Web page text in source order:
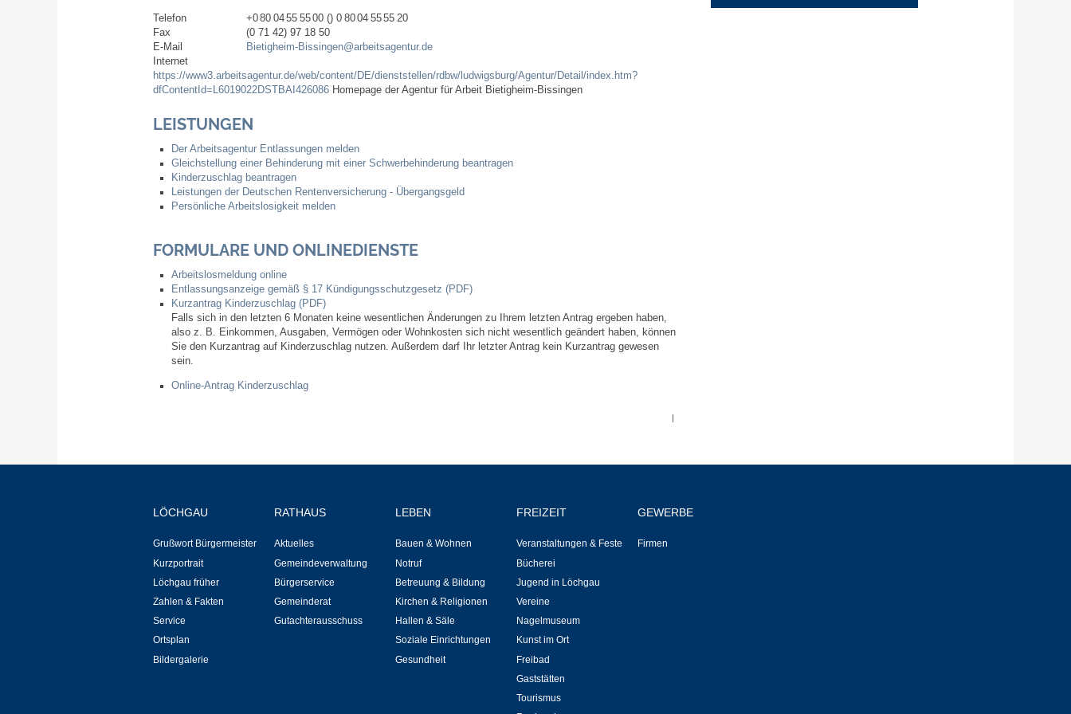
Bildergalerie
Schlepper / Traktor
Rathaus
Mitarbeiter
Ratsinfo
Gutachterausschuss
Telefon +080 0455 5500 () 0 8004 5555 20
Fax
(0 71 42) 97 18 50
E-Mail
Bietigheim-Bissingen@arbeitsagentur.de
Internet
https://www3.arbeitsagentur.de/web/content/DE/dienststellen/rdbw/ludwigsburg/Agentur/Detail/index.htm?
dfContentId=L6019022DSTBAI426086 Homepage der Agentur für Arbeit Bietigheim-Bissingen
LEISTUNGEN
Der Arbeitsagentur Entlassungen melden
Gleichstellung einer Behinderung mit einer Schwerbehinderung beantragen
Kinderzuschlag beantragen
Leistungen der Deutschen Rentenversicherung - Übergangsgeld
Persönliche Arbeitslosigkeit melden
FORMULARE UND ONLINEDIENSTE
Arbeitslosmeldung online
Entlassungsanzeige gemäß § 17 Kündigungsschutzgesetz (PDF)
Kurzantrag Kinderzuschlag (PDF)
Falls sich in den letzten 6 Monaten keine wesentlichen Änderungen zu Ihrem letzten Antrag ergeben haben,
also z. B. Einkommen, Ausgaben, Vermögen oder Wohnkosten sich nicht wesentlich geändert haben, können
Sie den Kurzantrag auf Kinderzuschlag nutzen. Außerdem darf Ihr letzter Antrag kein Kurzantrag gewesen
sein.
Online-Antrag Kinderzuschlag
LÖCHGAU
Grußwort Bürgermeister
Kurzportrait
Löchgau früher
Zahlen & Fakten
Service
Ortsplan
Bildergalerie
RATHAUS
Aktuelles
Gemeindeverwaltung
Bürgerservice
Gemeinderat
Gutachterausschuss
LEBEN
Bauen & Wohnen
Notruf
Betreuung & Bildung
Kirchen & Religionen
Hallen & Säle
Soziale Einrichtungen
Gesundheit
FREIZEIT
Veranstaltungen & Feste
Bücherei
Jugend in Löchgau
Vereine
Nagelmuseum
Kunst im Ort
Freibad
Gaststätten
Tourismus
GEWERBE
Firmen